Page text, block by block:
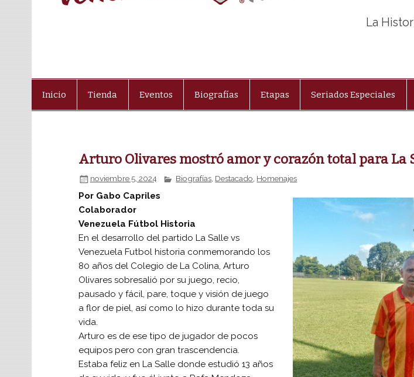
La
Inicio Tienda Eventos Biografías Etapas Seriados Especiales
Arturo Olivares mostró amor y corazón total para La
noviembre 5, 2024 Biografías, Destacado, Homenajes
Por Gabo Capriles
Colaborador
Venezuela Fútbol Historia
En el desarrollo del partido La Salle vs
Venezuela Futbol historia conmemorando los
80 años del Colegio de La Colina, Arturo
Olivares sobresalió por su juego, recio,
pausado y fácil, pare, toque y visión de juego
a flor de piel, así como lo hizo durante toda su
vida.
Arturo es de ese tipo de jugador de pocos
equipos pero con gran trascendencia.
Estaba feliz en La Salle donde estudió 13 años